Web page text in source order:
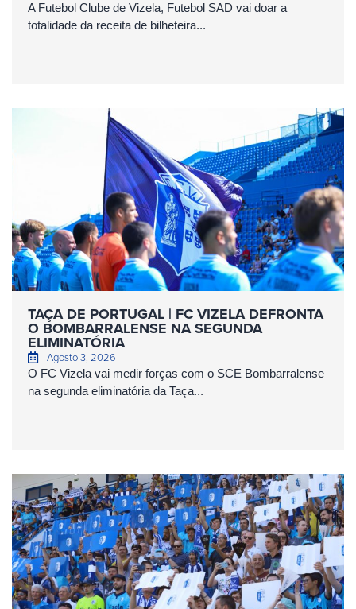
A Futebol Clube de Vizela, Futebol SAD vai doar a
totalidade da receita de bilheteira...
TAÇA DE PORTUGAL | FC VIZELA DEFRONTA
O BOMBARRALENSE NA SEGUNDA
ELIMINATÓRIA
Agosto 3, 2026
O FC Vizela vai medir forças com o SCE Bombarralense
na segunda eliminatória da Taça...